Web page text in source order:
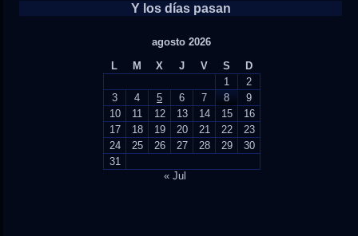
Y los días pasan
agosto 2026
L
M X J V S
D
1
2
3
4 5 6 7 8
9
10
11 12 13 14 15
16
17
18 19 20 21 22
23
24
25 26 27 28 29
30
31
« Jul